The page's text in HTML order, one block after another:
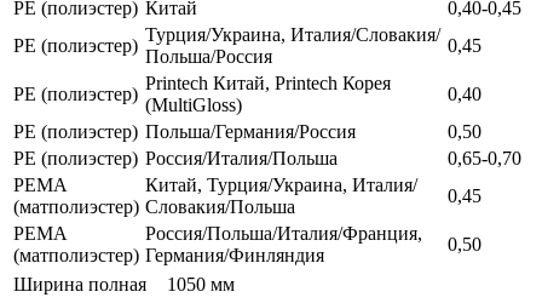
РЕ (полиэстер) Китай
0,40-0,45
РЕ (полиэстер)
Турция/Украина, Италия/Словакия/
Польша/Россия
0,45
РЕ (полиэстер)
Printech Китай, Printech Корея
(MultiGloss)
0,40
РЕ (полиэстер) Польша/Германия/Россия
0,50
РЕ (полиэстер) Россия/Италия/Польша
0,65-0,70
РЕМА
(матполиэстер)
Китай, Турция/Украина, Италия/
Словакия/Польша
0,45
РЕМА
(матполиэстер)
Россия/Польша/Италия/Франция,
Германия/Финляндия
0,50
Ширина полная
1050 мм